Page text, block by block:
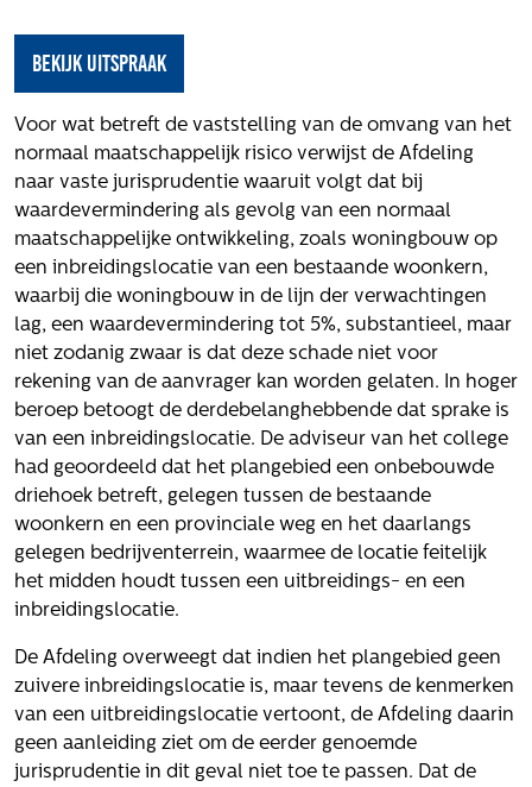
Regeling van Rentmeesters 2020
Het verhaal van Gloudemans
Onze mensen
Werken bij Gloudemans
Actueel
Nieuws
Blogs
Uitspraken
Werken bij
Vacatures
Contact
Klachten
Privacyverklaring
Volg ons
bekijk uitspraak
Voor wat betreft de vaststelling van de omvang van het
normaal maatschappelijk risico verwijst de Afdeling
naar vaste jurisprudentie waaruit volgt dat bij
waardevermindering als gevolg van een normaal
maatschappelijke ontwikkeling, zoals woningbouw op
een inbreidingslocatie van een bestaande woonkern,
waarbij die woningbouw in de lijn der verwachtingen
lag, een waardevermindering tot 5%, substantieel, maar
niet zodanig zwaar is dat deze schade niet voor
rekening van de aanvrager kan worden gelaten. In hoger
beroep betoogt de derdebelanghebbende dat sprake is
van een inbreidingslocatie. De adviseur van het college
had geoordeeld dat het plangebied een onbebouwde
driehoek betreft, gelegen tussen de bestaande
woonkern en een provinciale weg en het daarlangs
gelegen bedrijventerrein, waarmee de locatie feitelijk
het midden houdt tussen een uitbreidings- en een
inbreidingslocatie.
De Afdeling overweegt dat indien het plangebied geen
zuivere inbreidingslocatie is, maar tevens de kenmerken
van een uitbreidingslocatie vertoont, de Afdeling daarin
geen aanleiding ziet om de eerder genoemde
jurisprudentie in dit geval niet toe te passen. Dat de